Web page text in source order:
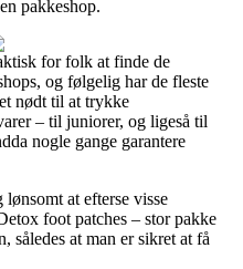
pakkeshop.
for folk at finde de
og følgelig har de fleste
nødt til at trykke
– til juniorer, og ligeså til
nogle gange garantere
at efterse visse
foot patches – stor pakke
således at man er sikret at få